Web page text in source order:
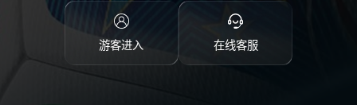
游客进入 在线客服